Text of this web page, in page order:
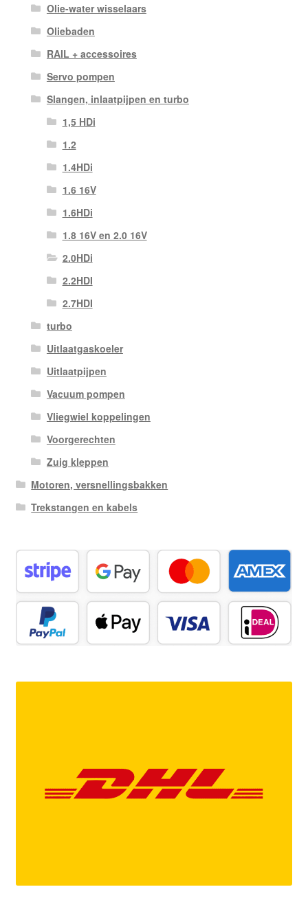
Olie-water wisselaars
Oliebaden
RAIL + accessoires
Servo pompen
Slangen, inlaatpijpen en turbo
1,5 HDi
1.2
1.4HDi
1.6 16V
1.6HDi
1.8 16V en 2.0 16V
2.0HDi
2.2HDI
2.7HDI
turbo
Uitlaatgaskoeler
Uitlaatpijpen
Vacuum pompen
Vliegwiel koppelingen
Voorgerechten
Zuig kleppen
Motoren, versnellingsbakken
Trekstangen en kabels